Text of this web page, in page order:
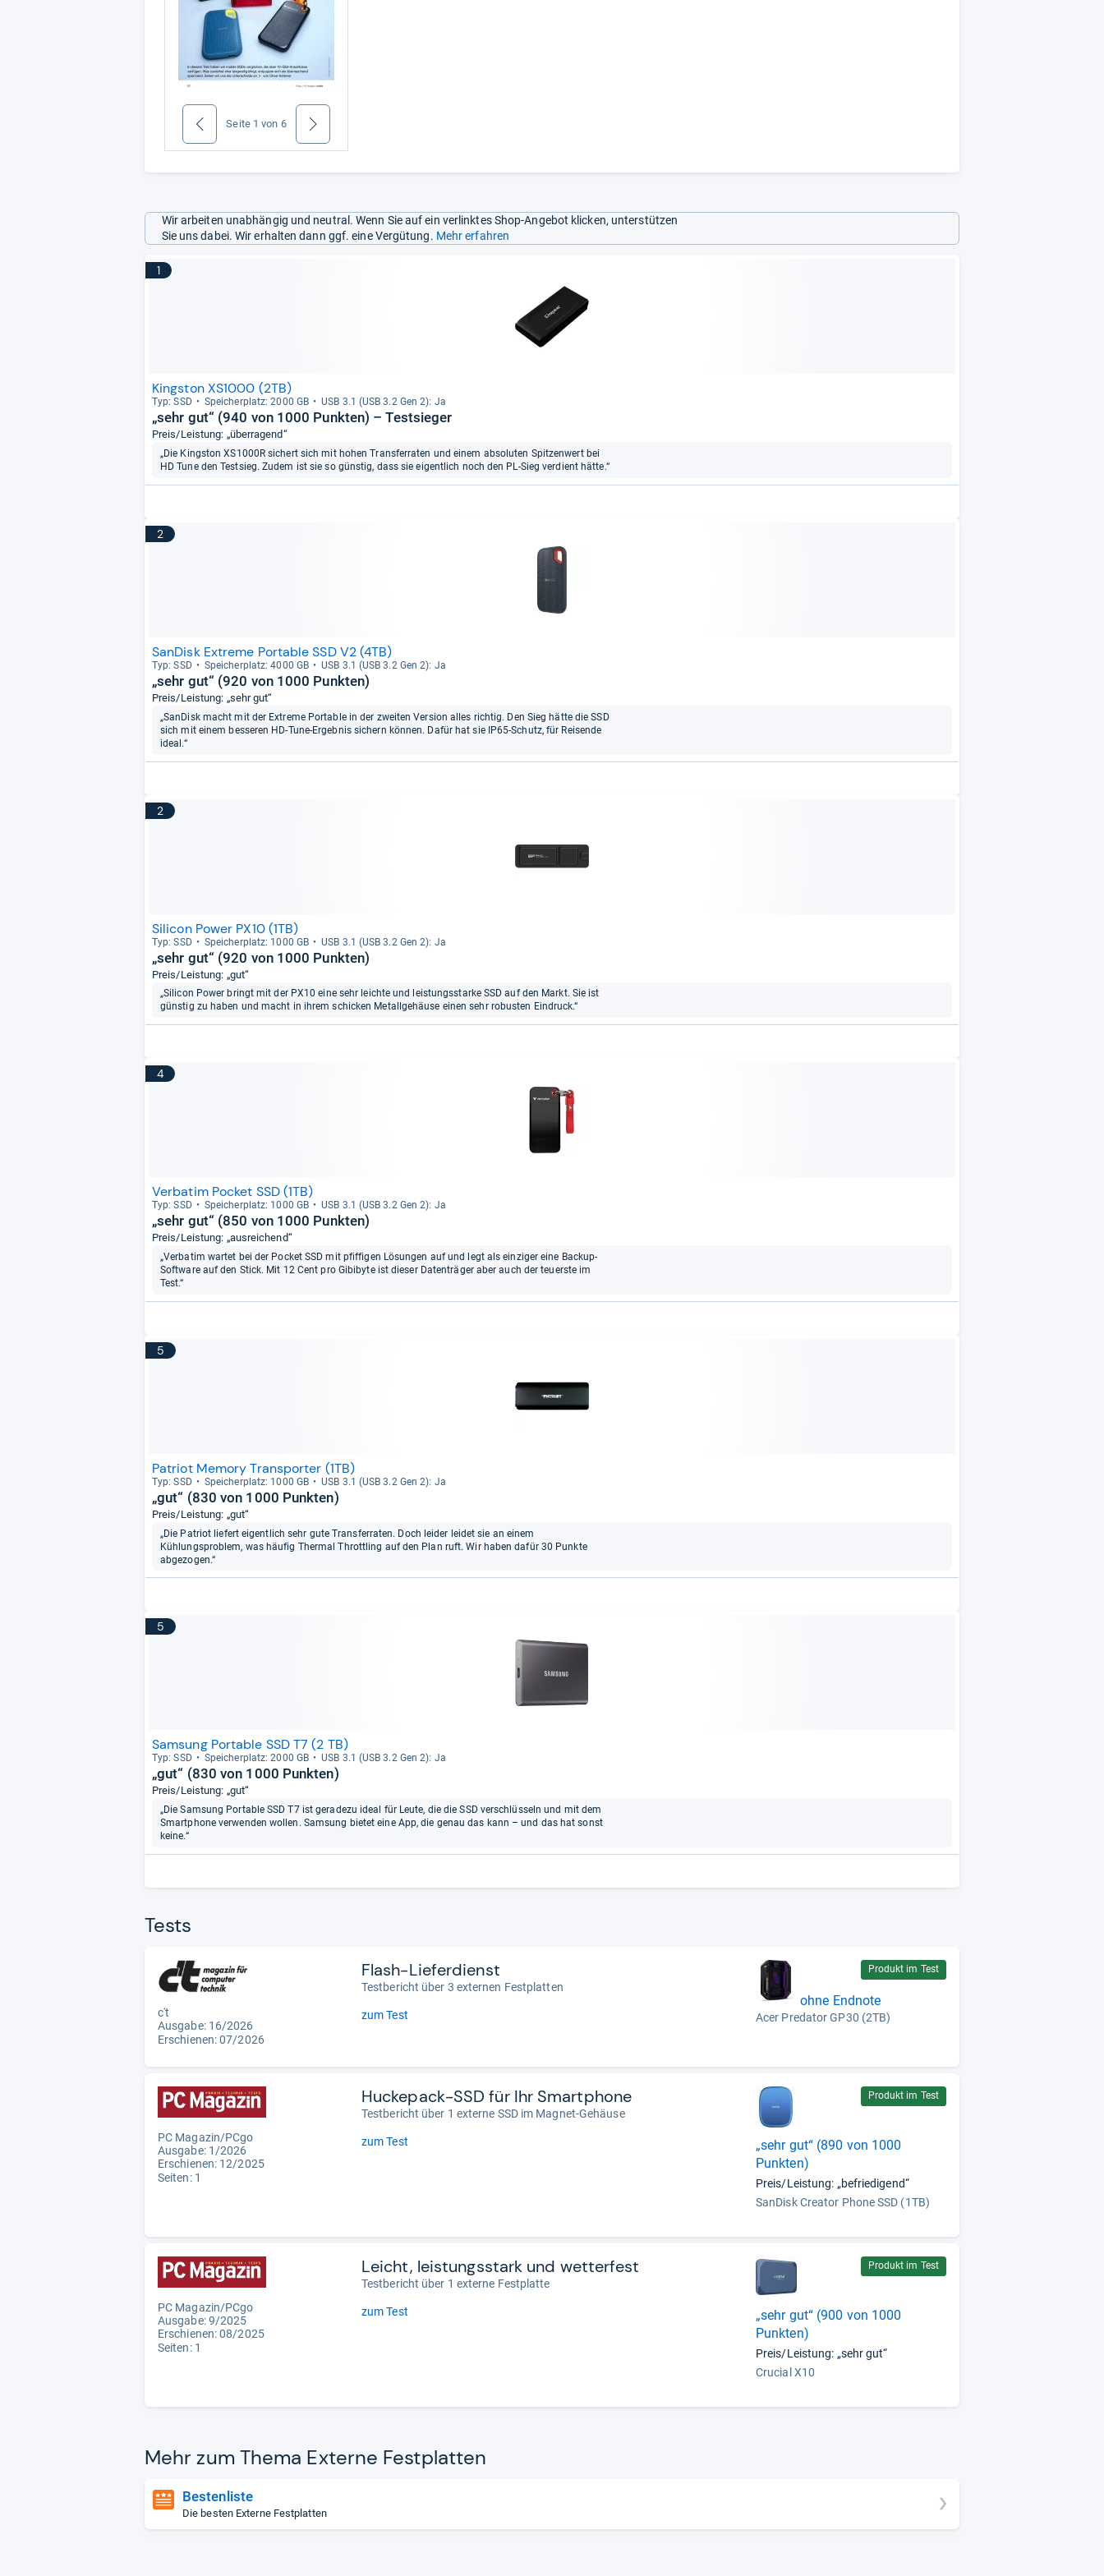
zurück Seite 1 von 6 weiter
Wir arbeiten unabhängig und neutral. Wenn Sie auf ein verlinktes Shop-Angebot klicken, unterstützen
Sie uns dabei. Wir erhalten dann ggf. eine Vergütung. Mehr erfahren
1
Kingston XS1000 (2TB)
Typ: SSD Spei­cher­platz: 2000 GB USB 3.1 (USB 3.2 Gen 2): Ja
„sehr gut“ (940 von 1000 Punkten) – Testsieger
Preis/Leistung: „überragend“
„Die Kingston XS1000R sichert sich mit hohen Transferraten und einem absoluten Spitzenwert bei
HD Tune den Testsieg. Zudem ist sie so günstig, dass sie eigentlich noch den PL-Sieg verdient hätte.“
2
SanDisk Extreme Portable SSD V2 (4TB)
Typ: SSD Spei­cher­platz: 4000 GB USB 3.1 (USB 3.2 Gen 2): Ja
„sehr gut“ (920 von 1000 Punkten)
Preis/Leistung: „sehr gut“
„SanDisk macht mit der Extreme Portable in der zweiten Version alles richtig. Den Sieg hätte die SSD
sich mit einem besseren HD-Tune-Ergebnis sichern können. Dafür hat sie IP65-Schutz, für Reisende
ideal.“
2
Silicon Power PX10 (1TB)
Typ: SSD Spei­cher­platz: 1000 GB USB 3.1 (USB 3.2 Gen 2): Ja
„sehr gut“ (920 von 1000 Punkten)
Preis/Leistung: „gut“
„Silicon Power bringt mit der PX10 eine sehr leichte und leistungsstarke SSD auf den Markt. Sie ist
günstig zu haben und macht in ihrem schicken Metallgehäuse einen sehr robusten Eindruck.“
4
Verbatim Pocket SSD (1TB)
Typ: SSD Spei­cher­platz: 1000 GB USB 3.1 (USB 3.2 Gen 2): Ja
„sehr gut“ (850 von 1000 Punkten)
Preis/Leistung: „ausreichend“
„Verbatim wartet bei der Pocket SSD mit pfiffigen Lösungen auf und legt als einziger eine Backup-
Software auf den Stick. Mit 12 Cent pro Gibibyte ist dieser Datenträger aber auch der teuerste im
Test.“
5
Patriot Memory Transporter (1TB)
Typ: SSD Spei­cher­platz: 1000 GB USB 3.1 (USB 3.2 Gen 2): Ja
„gut“ (830 von 1000 Punkten)
Preis/Leistung: „gut“
„Die Patriot liefert eigentlich sehr gute Transferraten. Doch leider leidet sie an einem
Kühlungsproblem, was häufig Thermal Throttling auf den Plan ruft. Wir haben dafür 30 Punkte
abgezogen.“
5
Samsung Portable SSD T7 (2 TB)
Typ: SSD Spei­cher­platz: 2000 GB USB 3.1 (USB 3.2 Gen 2): Ja
„gut“ (830 von 1000 Punkten)
Preis/Leistung: „gut“
„Die Samsung Portable SSD T7 ist geradezu ideal für Leute, die die SSD verschlüsseln und mit dem
Smartphone verwenden wollen. Samsung bietet eine App, die genau das kann – und das hat sonst
keine.“
Tests
c't
Ausgabe: 16/2026
Erschienen:07/2026
Flash-Lieferdienst
Testbericht über 3 externen Festplatten
zum Test
Produkt im Test
ohne Endnote
Acer Predator GP30 (2TB)
PC Magazin/PCgo
Ausgabe: 1/2026
Erschienen: 12/2025
Seiten: 1
Huckepack-SSD für Ihr Smartphone
Testbericht über 1 externe SSD im Magnet-Gehäuse
zum Test
Produkt im Test
„sehr gut“ (890 von 1000
Punkten)
Preis/Leistung: „befriedigend“
SanDisk Creator Phone SSD (1TB)
PC Magazin/PCgo
Ausgabe: 9/2025
Erschienen: 08/2025
Seiten: 1
Leicht, leistungsstark und wetterfest
Testbericht über 1 externe Festplatte
zum Test
Produkt im Test
„sehr gut“ (900 von 1000
Punkten)
Preis/Leistung: „sehr gut“
Crucial X10
Mehr zum Thema Externe Fest­plat­ten
Bestenliste
Die besten Externe Festplatten